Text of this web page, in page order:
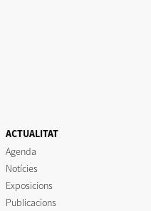
ACTUALITAT
Agenda
Notícies
Exposicions
Publicacions